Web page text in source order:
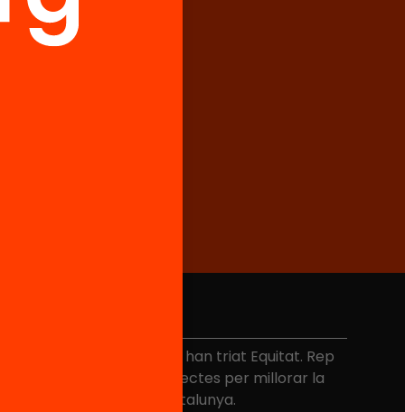
Més de 40.000 persones ja han triat Equitat. Rep
iniciatives, propostes i projectes per millorar la
qualitat de l'educació a Catalunya.